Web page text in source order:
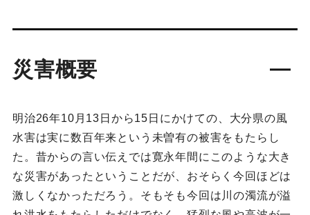
災害概要
明治26年10月13日から15日にかけての、大分県の風
水害は実に数百年来という未曽有の被害をもたらし
た。昔からの言い伝えでは寛永年間にこのような大き
な災害があったということだが、おそらく今回ほどは
激しくなかっただろう。そもそも今回は川の濁流が溢